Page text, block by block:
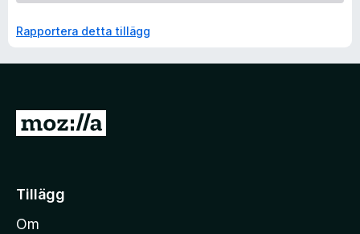
Rapportera detta tillägg
G
i
l
Tillägg
Om